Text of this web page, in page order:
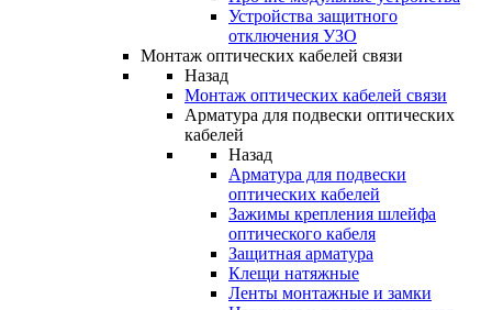
Устройства защитного
отключения УЗО
Монтаж оптических кабелей связи
Назад
Монтаж оптических кабелей связи
Арматура для подвески оптических
кабелей
Назад
Арматура для подвески
оптических кабелей
Зажимы крепления шлейфа
оптического кабеля
Защитная арматура
Клещи натяжные
Ленты монтажные и замки